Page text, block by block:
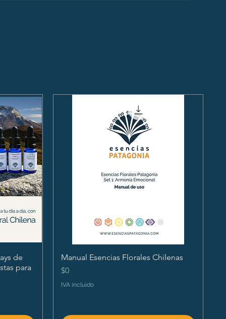
de
para
Manual Esencias Florales Chilenas
Precio
$0
IVA incluido